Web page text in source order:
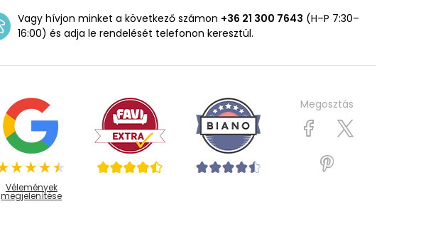
Vagy hívjon minket a következő számon +36 21 300 7643 (H–P 7:30–
16:00) és adja le rendelését telefonon keresztül.
Vélemények
megjelenítése
Megosztás